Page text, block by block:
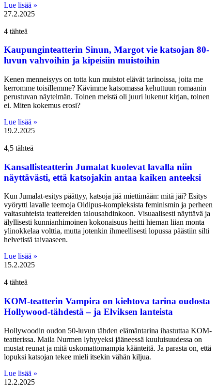
Lue lisää »
27.2.2025
4 tähteä
Kaupunginteatterin Sinun, Margot vie katsojan 80-
luvun vahvoihin ja kipeisiin muistoihin
Kenen menneisyys on totta kun muistot elävät tarinoissa, joita me
kerromme toisillemme? Kävimme katsomassa kehuttuun romaanin
perustuvan näytelmän. Toinen meistä oli juuri lukenut kirjan, toinen
ei. Miten kokemus erosi?
Lue lisää »
19.2.2025
4,5 tähteä
Kansallisteatterin Jumalat kuolevat lavalla niin
näyttävästi, että katsojakin antaa kaiken anteeksi
Kun Jumalat-esitys päättyy, katsoja jää miettimään: mitä jäi? Esitys
vyörytti lavalle teemoja Oidipus-kompleksista feminismin ja perheen
valtasuhteista teattereiden talousahdinkoon. Visuaalisesti näyttävä ja
älyllisesti kunnianhimoinen kokonaisuus heitti hieman liian monta
ylinokkelaa volttia, mutta jotenkin ihmeellisesti lopussa päästiin silti
helvetistä taivaaseen.
Lue lisää »
15.2.2025
4 tähteä
KOM-teatterin Vampira on kiehtova tarina oudosta
Hollywood-tähdestä – ja Elviksen lanteista
Hollywoodin oudon 50-luvun tähden elämäntarina ihastuttaa KOM-
teatterissa. Maila Nurmen lyhyyeksi jääneessä kuuluisuudessa on
mustat reunat ja mitä uskomattomampia käänteitä. Ja parasta on, että
lopuksi katsojan tekee mieli itsekin vähän kiljua.
Lue lisää »
12.2.2025